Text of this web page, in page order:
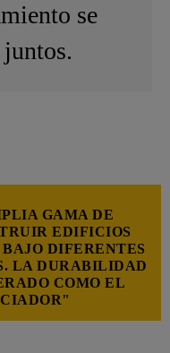
se
GAMA DE
EDIFICIOS
DIFERENTES
LA DURABILIDAD
COMO EL